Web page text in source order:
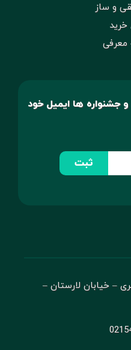
و ساز
خرید
معرفی
جشنواره ها ایمیل خود
ثبت
– خیابان لارستان –